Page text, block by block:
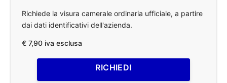
Richiede la visura camerale ordinaria ufficiale, a partire
dai dati identificativi dell'azienda.
€ 7,90 iva esclusa
RICHIEDI